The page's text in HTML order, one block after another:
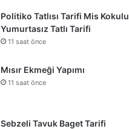
Politiko Tatlısı Tarifi Mis Kokulu
Yumurtasız Tatlı Tarifi
11 saat önce
Mısır Ekmeği Yapımı
11 saat önce
Sebzeli Tavuk Baget Tarifi